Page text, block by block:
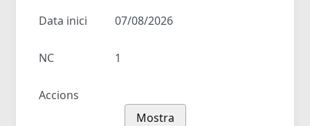
Data inici 07/08/2026
NC 1
Accions
Mostra